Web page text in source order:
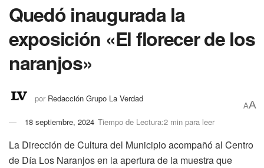
Quedó inaugurada la
exposición «El florecer de los
naranjos»
por Redacción Grupo La Verdad
18 septiembre, 2024 Tiempo de Lectura:2 min para leer
AA
La Dirección de Cultura del Municipio acompañó al Centro
de Día Los Naranjos en la apertura de la muestra que